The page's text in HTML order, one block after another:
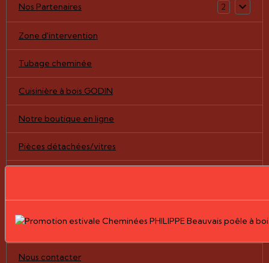
Nos Partenaires 2
Zone d'intervention
Tubage cheminée
Cuisinière à bois GODIN
Notre boutique en ligne
Pièces détachées/vitres
Le Groupe PHILIPPE
Nous contacter